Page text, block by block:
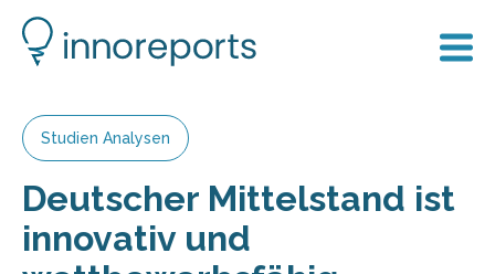
Studien Analysen
Deutscher Mittelstand ist
innovativ und